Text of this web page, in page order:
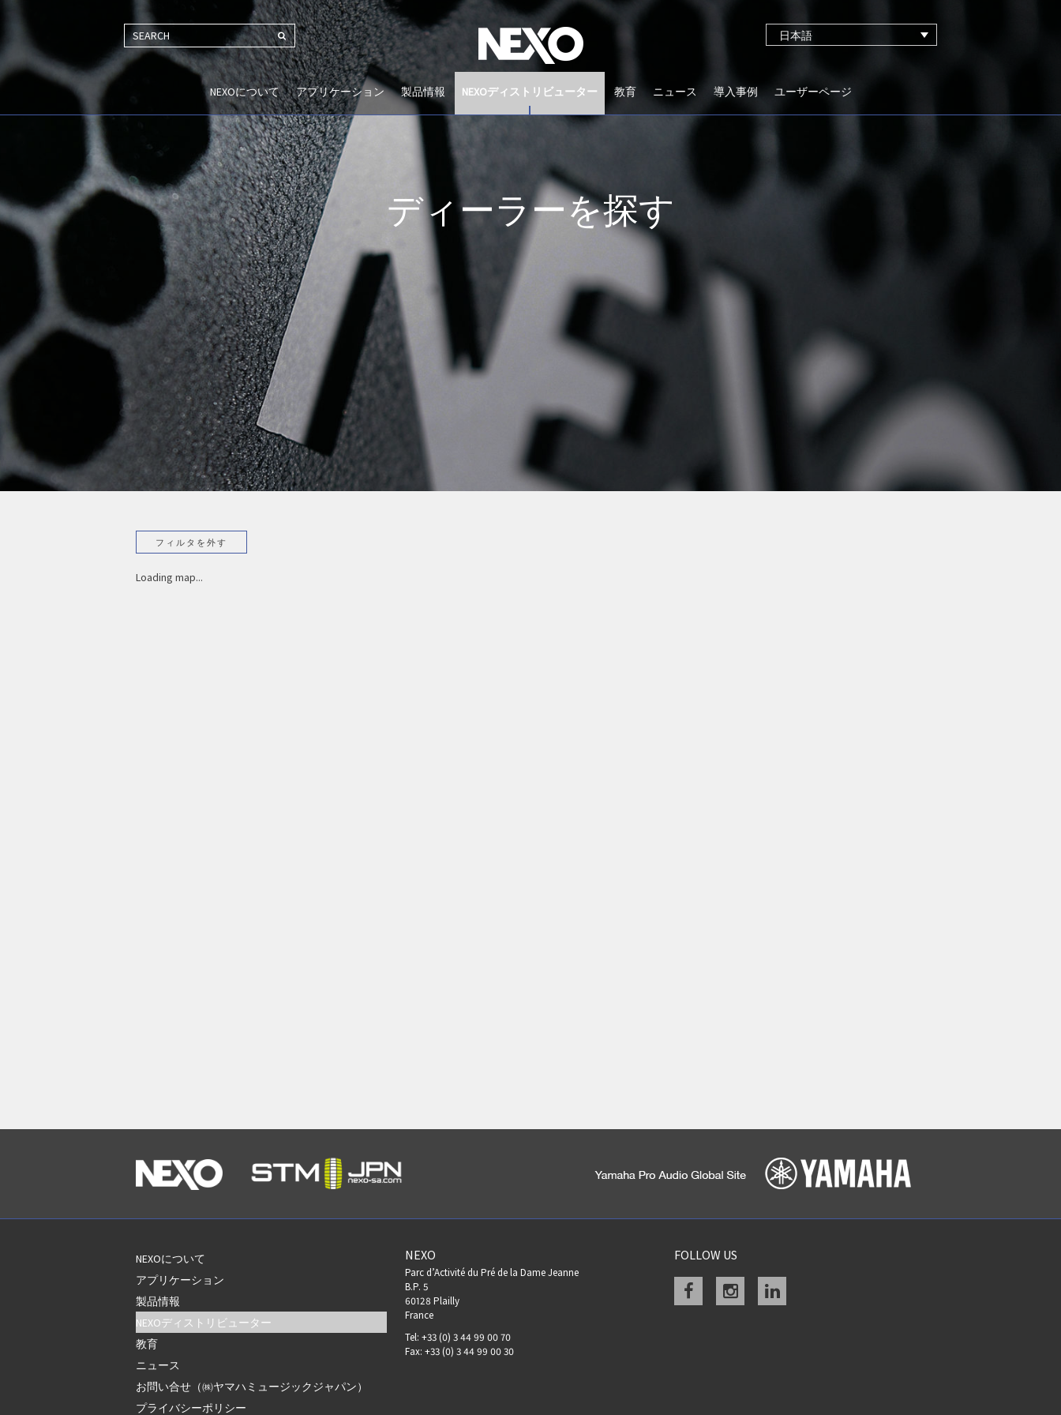
SEARCH 日本語
NEXOについて アプリケーション 製品情報 NEXOディストリビューター 教育 ニュース 導入事例 ユーザーページ
ディーラーを探す
Loading map...
NEXOについて
アプリケーション
製品情報
NEXOディストリビューター
教育
ニュース
お問い合せ（㈱ヤマハミュージックジャパン）
プライバシーポリシー
NEXO
Parc d’Activité du Pré de la Dame Jeanne
B.P. 5
60128 Plailly
France
Tel: +33 (0) 3 44 99 00 70
Fax: +33 (0) 3 44 99 00 30
FOLLOW US
Facebookinstagramlinkedin